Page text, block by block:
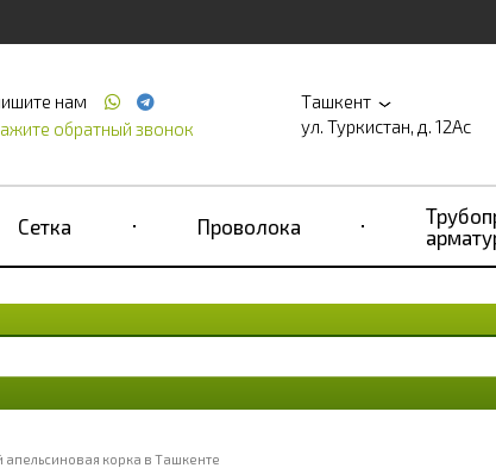
нам
обратный звонок
Ташкент
ул. Туркистан, д. 12Ас
Сетка Проволока
корка в Ташкенте